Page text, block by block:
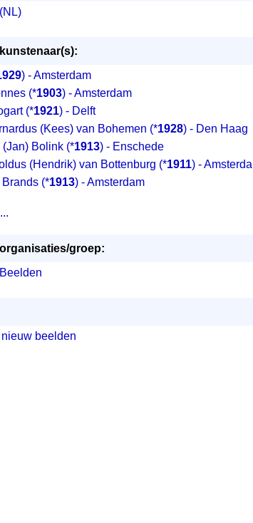
) - Amsterdam
(*1903) - Amsterdam
(*1921) - Delft
(Kees) van Bohemen (*1928) - Den Haag
Bolink (*1913) - Enschede
(Hendrik) van Bottenburg (*1911) -
Brands (*1913) - Amsterdam
groep:
nieuw beelden